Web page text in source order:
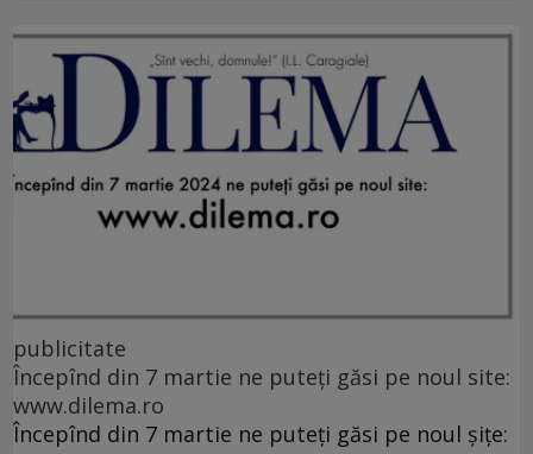
publicitate
Începînd din 7 martie ne puteți găsi pe noul site:
www.dilema.ro
Începînd din 7 martie ne puteți găsi pe noul șițe: